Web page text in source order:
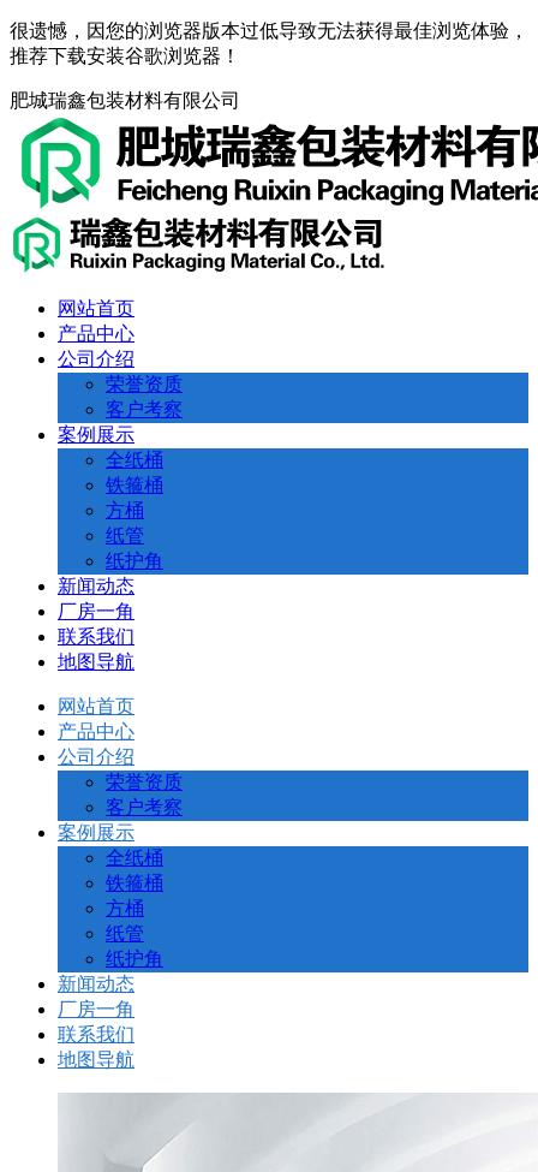
很遗憾，因您的浏览器版本过低导致无法获得最佳浏览体验，
推荐下载安装谷歌浏览器！
肥城瑞鑫包装材料有限公司
网站首页
产品中心
公司介绍
荣誉资质
客户考察
案例展示
全纸桶
铁箍桶
方桶
纸管
纸护角
新闻动态
厂房一角
联系我们
地图导航
网站首页
产品中心
公司介绍
荣誉资质
客户考察
案例展示
全纸桶
铁箍桶
方桶
纸管
纸护角
新闻动态
厂房一角
联系我们
地图导航